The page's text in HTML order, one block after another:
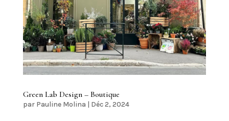
Green Lab Design – Boutique
par Pauline Molina | Déc 2, 2024